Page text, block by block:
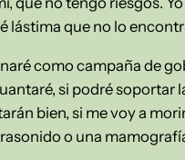
lástima que no lo
como campaña de
si podré soportar
bien, si me voy a
o una